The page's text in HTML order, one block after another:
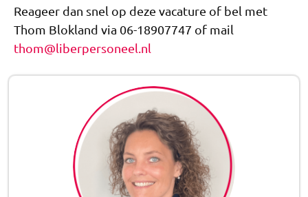
Reageer dan snel op deze vacature of bel met
Thom Blokland via 06-18907747 of mail
thom@liberpersoneel.nl